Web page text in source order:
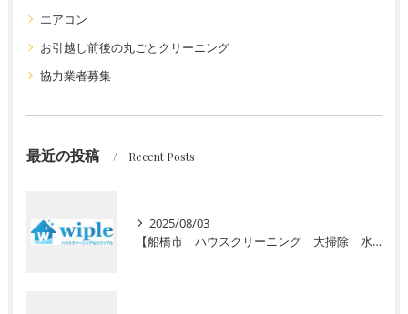
エアコン
お引越し前後の丸ごとクリーニング
協力業者募集
最近の投稿 Recent Posts
2025/08/03
【船橋市 ハウスクリーニング 大掃除 水回り】高齢者向けの定期清掃サービスをご紹介！ 初回お試し半額キャンペーン実施中